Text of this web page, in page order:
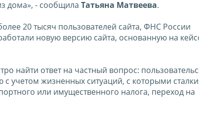
дома», - сообщила Татьяна Матвеева.
20 тысяч пользователей сайта, ФНС России
новую версию сайта, основанную на
найти ответ на частный вопрос:
учетом жизненных ситуаций, с которыми
или имущественного налога, переход на